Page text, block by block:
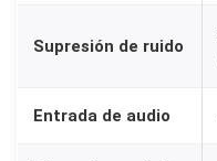
n
Supresión de ruido
Entrada de audio